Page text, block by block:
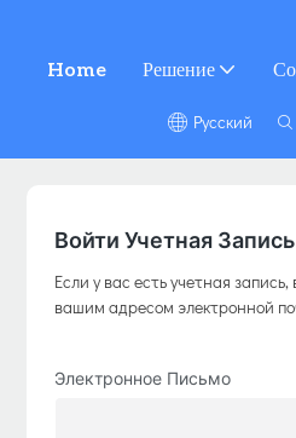
Home Решение
Pусский
Войти Учетная Запись
Если у вас есть учетная
вашим адресом электронной
Электронное Письмо